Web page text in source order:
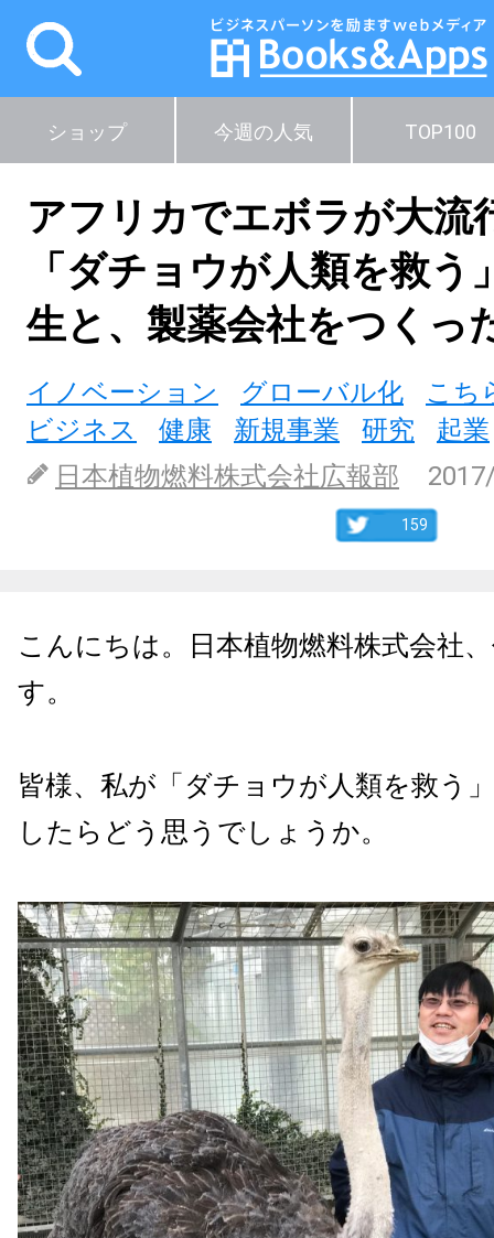
ショップ 今週の人気 TOP100
アフリカでエボラが大流
「ダチョウが人類を救う
生と、製薬会社をつくっ
イノベーション グローバル化
こち
ビジネス
健康 新規事業 研究
起業
日本植物燃料株式会社広報部
159
こんにちは。日本植物燃料株式会社
す。
皆様、私が「ダチョウが人類を救う
したらどう思うでしょうか。